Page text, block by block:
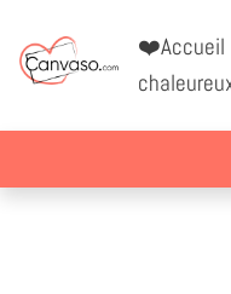
❤️Accueil